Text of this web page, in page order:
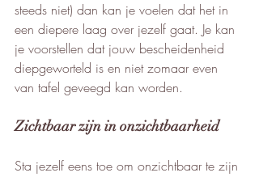
steeds niet) dan kan je voelen dat het in
een diepere laag over jezelf gaat. Je kan
je voorstellen dat jouw bescheidenheid
diepgeworteld is en niet zomaar even
van tafel geveegd kan worden.
Zichtbaar zijn in onzichtbaarheid
Sta jezelf eens toe om onzichtbaar te zijn